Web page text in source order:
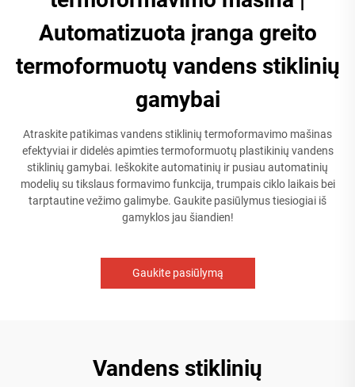
Automatizuota įranga greito
termoformuotų vandens stiklinių
gamybai
Atraskite patikimas vandens stiklinių termoformavimo mašinas
efektyviai ir didelės apimties termoformuotų plastikinių vandens
stiklinių gamybai. Ieškokite automatinių ir pusiau automatinių
modelių su tikslaus formavimo funkcija, trumpais ciklo laikais bei
tarptautine vežimo galimybe. Gaukite pasiūlymus tiesiogiai iš
gamyklos jau šiandien!
Gaukite pasiūlymą
Vandens stiklinių